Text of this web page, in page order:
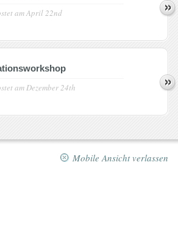
amApril 22nd
amDezember 24th
Mobile Ansicht verlassen